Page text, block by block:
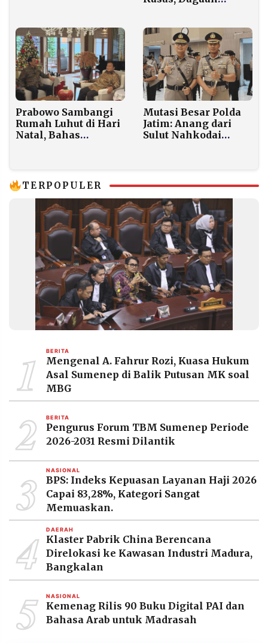
Gelap
Prabowo Sambangi
Rumah Luhut di Hari
Natal, Bahas
Mutasi Besar Polda
Jatim: Anang dari
Sulut Nahkodai
TERPOPULER
1 BERITA
Mengenal A. Fahrur Rozi, Kuasa Hukum
Asal Sumenep di Balik Putusan MK soal
MBG
2 BERITA
Pengurus Forum TBM Sumenep Periode
2026-2031 Resmi Dilantik
3 NASIONAL
BPS: Indeks Kepuasan Layanan Haji 2026
Capai 83,28%, Kategori Sangat
Memuaskan.
4 DAERAH
Klaster Pabrik China Berencana
Direlokasi ke Kawasan Industri Madura,
Bangkalan
5 NASIONAL
Kemenag Rilis 90 Buku Digital PAI dan
Bahasa Arab untuk Madrasah